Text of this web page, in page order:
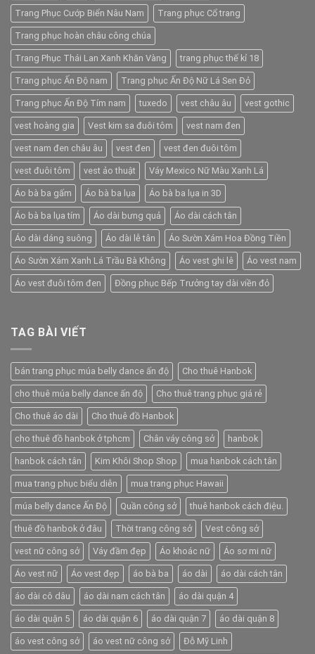
Trang Phục Cướp Biển Nâu Nam Trang phục Cổ trang
Trang phục hoàn châu công chúa
Trang Phục Thái Lan Xanh Khăn Vàng trang phục thế kỉ 18
Trang phục Ấn Độ nam Trang phục Ấn Độ Nữ Lá Sen Đỏ
Trang phục Ấn Độ Tím nam tuxedo vest châu âu vest gothic
vest hoàng gia Vest kim sa đuôi tôm vest nam đen
vest nam đen châu âu vest đen vest đen đuôi tôm
vest đuôi tôm vest ảo thuật Váy Mexico Nữ Màu Xanh Lá
Áo bà ba gấm Áo bà ba lụa Áo bà ba lụa in 3D
Áo bà ba lụa tím Áo dài bưng quả Áo dài cách tân
Áo dài dáng suông Áo dài lễ tân Áo Sườn Xám Hoa Đồng Tiền
Áo Sườn Xám Xanh Lá Trầu Bà Không Áo vest ghi lê Áo vest nam
Áo vest đuôi tôm đen Đồng phục Bếp Trưởng tay dài viền đỏ
TAG BÀI VIẾT
bán trang phục múa belly dance ấn độ Cho thuê Hanbok
cho thuê múa belly dance ấn độ Cho thuê trang phục giá rẻ
Cho thuê áo dài Cho thuê đồ Hanbok
cho thuê đồ hanbok ở tphcm Chân váy công sở hanbok
hanbok cách tân Kim Khôi Shop Shop mua hanbok cách tân
mua trang phục biểu diễn mua trang phục Hawaii
múa belly dance Ấn Độ Quần công sở thuê hanbok cách điệu.
thuê đồ hanbok ở đâu Thời trang công sở Vest công sở
vest nữ công sở Váy đầm đẹp Áo khoác nữ Áo sơ mi nữ
Áo vest nữ Áo vest đẹp áo bà ba áo dài áo dài cách tân
áo dài cô dâu áo dài nam cách tân áo dài quận 4
áo dài quận 5 áo dài quận 6 áo dài quận 7 áo dài quận 8
áo vest công sở áo vest nữ công sở Đỗ Mỹ Linh